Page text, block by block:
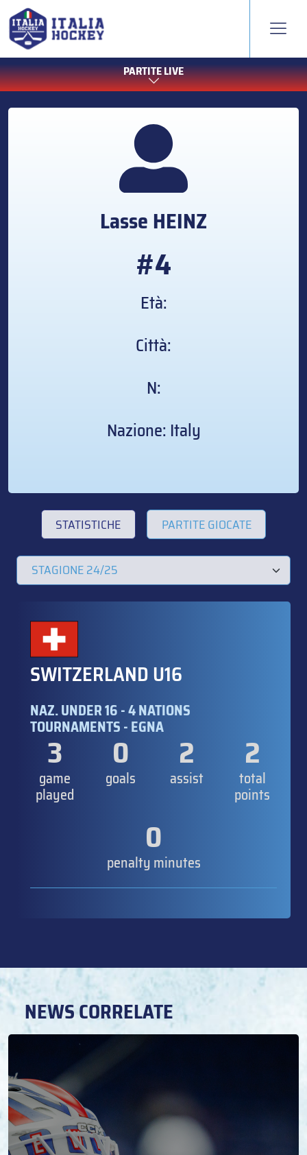
PARTITE LIVE
LasseHEINZ
#4
Età:
Città:
N:
Nazione: Italy
STATISTICHE PARTITE GIOCATE
SWITZERLAND U16
NAZ. UNDER 16 - 4 NATIONS
TOURNAMENTS - EGNA
3
game
played
0
goals
2
assist
2
total
points
0
penalty minutes
NEWS CORRELATE